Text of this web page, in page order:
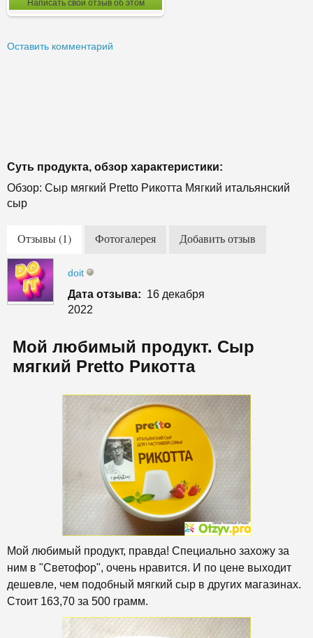
Написать свой отзыв об этом
Оставить комментарий
Суть продукта, обзор характеристики:
Обзор: Сыр мягкий Pretto Рикотта Мягкий итальянский
сыр
Отзывы (1) Фотогалерея Добавить отзыв
doit
Дата отзыва: 16 декабря
2022
Мой любимый продукт. Сыр
мягкий Pretto Рикотта
Мой любимый продукт, правда! Специально захожу за
ним в "Светофор", очень нравится. И по цене выходит
дешевле, чем подобный мягкий сыр в других магазинах.
Стоит 163,70 за 500 грамм.